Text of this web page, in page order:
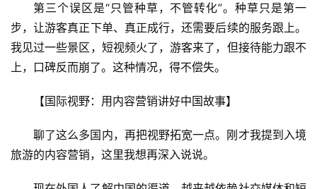
第三个误区是“只管种草，不管转化”。种草只是第一
步，让游客真正下单、真正成行，还需要后续的服务跟上。
我见过一些景区，短视频火了，游客来了，但接待能力跟不
上，口碑反而崩了。这种情况，得不偿失。
【国际视野：用内容营销讲好中国故事】
聊了这么多国内，再把视野拓宽一点。刚才我提到入境
旅游的内容营销，这里我想再深入说说。